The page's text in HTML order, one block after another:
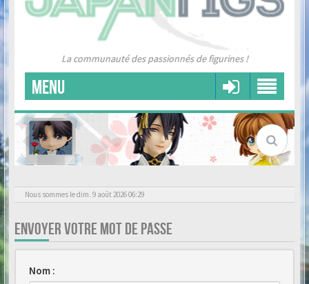
La communauté des passionnés de figurines !
MENU
Nous sommes le dim. 9 août 2026 06:29
ENVOYER VOTRE MOT DE PASSE
Nom :